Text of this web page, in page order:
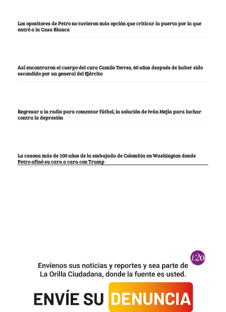
Los opositores de Petro no tuvieron más opción que criticar la puerta por la que
entró a la Casa Blanca
Así encontraron el cuerpo del cura Camilo Torres, 60 años después de haber sido
escondido por un general del Ejército
Regresar a la radio para comentar fútbol, la solución de Iván Mejía para luchar
contra la depresión
La casona más de 100 años de la embajada de Colombia en Washington donde
Petro afinó su cara a cara con Trump